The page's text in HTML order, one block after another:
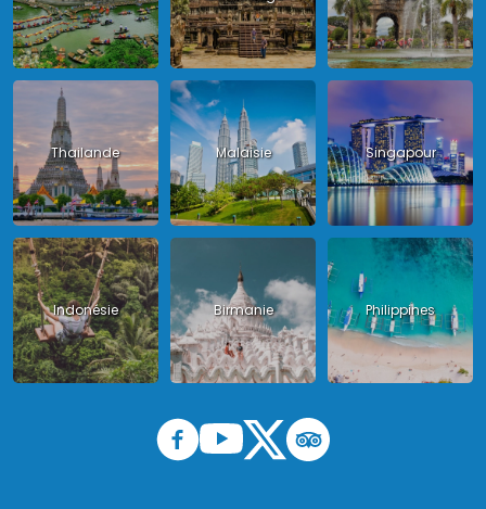
Thailande Malaisie Singapour
Indonésie Birmanie Philippines